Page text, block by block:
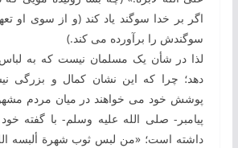
اگر بر خدا سوگند یاد کند (و از سوی او
سوگندش را برآورده می ‏کند.)
لذا در شأن یک مسلمان نیست که به
دهد؛ چرا که این نشان کمال و بزرگی
پوشش خود می‏ خواهند در میان مردم
پیامبر- صلی الله علیه وسلم- با گفته
داشته است؛ «من لبس ثوب شهرة ألبسه الله